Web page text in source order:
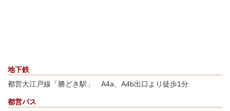
地下鉄
都営大江戸線「勝どき駅」 A4a、A4b出口より徒歩1分
都営バス